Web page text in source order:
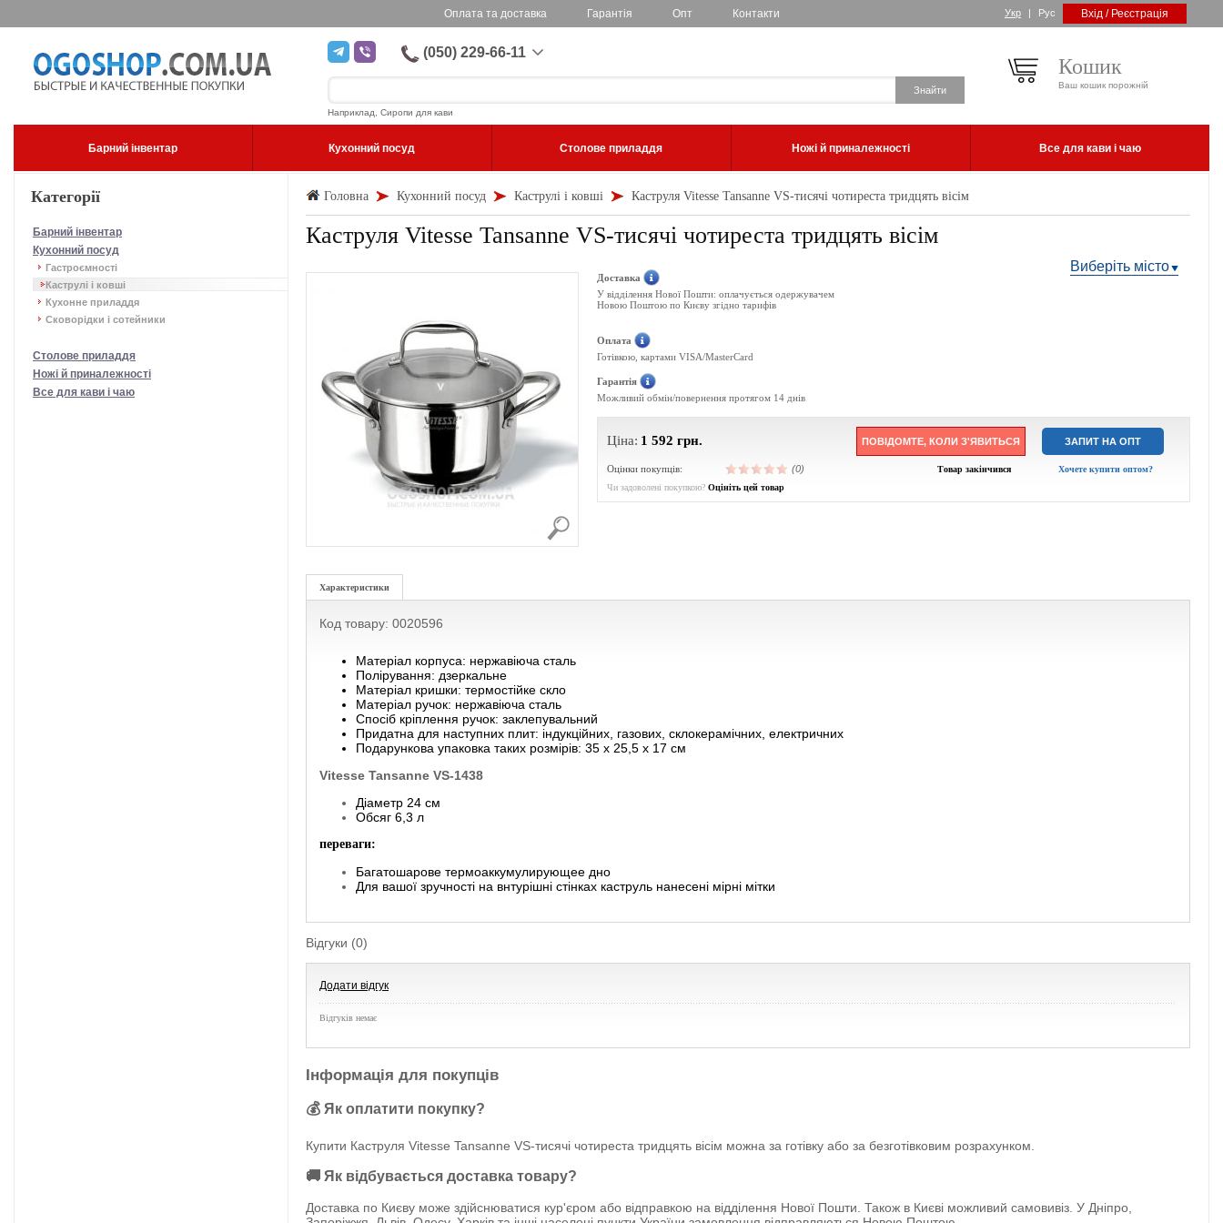
Оплата та доставка Гарантія Опт Контакти Укр | Рус Вхід / Реєстрація
(050) 229-66-11
Наприклад, Сиропи для кави
Кошик
Ваш кошик порожній
Барний інвентар Кухонний посуд Столове приладдя Ножі й приналежності Все для кави і чаю
Категорії
Барний інвентар
Кухонний посуд
Гастроємності
Каструлі і ковші
Кухонне приладдя
Сковорідки і сотейники
Столове приладдя
Ножі й приналежності
Все для кави і чаю
Головна Кухонний посуд Каструлі і ковші Каструля Vitesse Tansanne VS-тисячі чотиреста тридцять вісім
Каструля Vitesse Tansanne VS-тисячі чотиреста тридцять вісім
Виберіть місто
Доставка
У відділення Нової Пошти: оплачується одержувачем
Новою Поштою по Києву згідно тарифів
Оплата
Готівкою, картами VISA/MasterCard
Гарантія
Можливий обмін/повернення протягом 14 днів
Ціна: 1 592 грн. ПОВІДОМТЕ, КОЛИ З'ЯВИТЬСЯ ЗАПИТ НА ОПТ
Оцінки покупців: (0) Товар закінчився
Хочете купити оптом?
Чи задоволені покупкою? Оцініть цей товар
Характеристики
Код товару: 0020596
Матеріал корпуса: нержавіюча сталь
Полірування: дзеркальне
Матеріал кришки: термостійке скло
Матеріал ручок: нержавіюча сталь
Спосіб кріплення ручок: заклепувальний
Придатна для наступних плит: індукційних, газових, склокерамічних, електричних
Подарункова упаковка таких розмірів: 35 х 25,5 х 17 см
Vitesse Tansanne VS-1438
Діаметр 24 см
Обсяг 6,3 л
переваги:
Багатошарове термоаккумулирующее дно
Для вашої зручності на внтурішні стінках каструль нанесені мірні мітки
Відгуки (0)
Додати відгук
Відгуків немає
Інформація для покупців
💰 Як оплатити покупку?
Купити Каструля Vitesse Tansanne VS-тисячі чотиреста тридцять вісім можна за готівку або за безготівковим розрахунком.
🚚 Як відбувається доставка товару?
Доставка по Києву може здійснюватися кур'єром або відправкою на відділення Нової Пошти. Також в Києві можливий самовивіз. У Дніпро,